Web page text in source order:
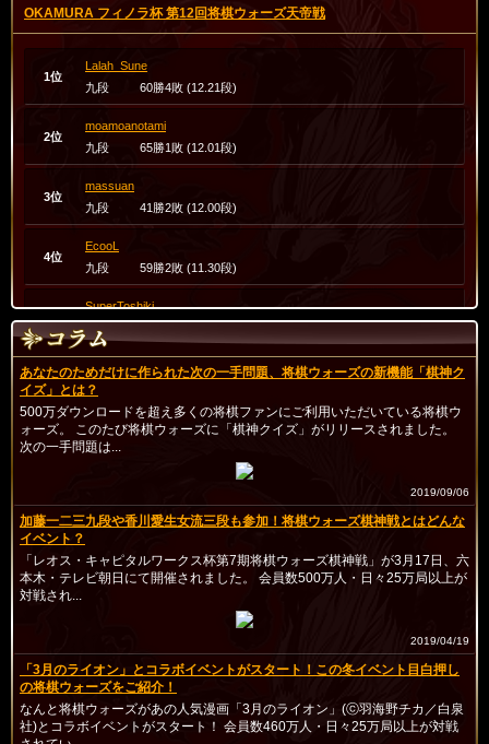
お知らせ 2025/11/26
快適な対局環境づくりに向けた将棋ウォーズから
お知らせ 2021/11/01 ソフト指しに対する対応について
OKAMURA フィノラ杯 第12回将棋ウォーズ天帝戦
1位
Lalah_Sune
九段
60勝4敗 (12.21段)
2位
moamoanotami
九段
65勝1敗 (12.01段)
3位
massuan
九段
41勝2敗 (12.00段)
4位
EcooL
九段
59勝2敗 (11.30段)
SuperToshiki
八段
6位
berserkmari
九段
7位
momotetsunokami
九段
九段
106勝27敗 (10.04段)
9位
八段
66勝2敗 (9.73段)
211勝79敗 (9.68段)
11位
Marinosuke12
六段
94勝13敗 (9.60段)
12位
king_chasers
あなたのためだけに作られた次の一手問題、将棋ウォーズの新機能「棋神ク
イズ」とは？
500万ダウンロードを超え多くの将棋ファンにご利用いただいている将棋ウ
ォーズ。 このたび将棋ウォーズに「棋神クイズ」がリリースされました。
次の一手問題は...
2019/09/06
加藤一二三九段や香川愛生女流三段も参加！将棋ウォーズ棋神戦とはどんな
イベント？
「レオス・キャピタルワークス杯第7期将棋ウォーズ棋神戦」が3月17日、六
本木・テレビ朝日にて開催されました。 会員数500万人・日々25万局以上が
対戦され...
2019/04/19
「3月のライオン」とコラボイベントがスタート！この冬イベント目白押し
の将棋ウォーズをご紹介！
なんと将棋ウォーズがあの人気漫画「3月のライオン」(ⓒ羽海野チカ／白泉
社)とコラボイベントがスタート！ 会員数460万人・日々25万局以上が対戦